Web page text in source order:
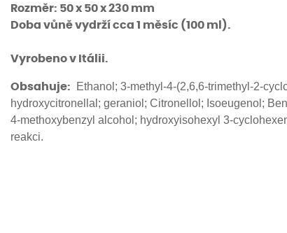
Rozměr: 50 x 50 x 230 mm
Doba vůně vydrží cca 1 měsíc (100 ml).
Vyrobeno v Itálii.
Obsahuje: Ethanol; 3-methyl-4-(2,6,6-trimethyl-2-
hydroxycitronellal; geraniol; Citronellol; Isoeugenol;
4-methoxybenzyl alcohol; hydroxyisohexyl 3-
reakci.